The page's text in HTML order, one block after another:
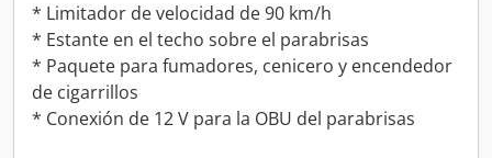
* Limitador de velocidad de 90 km/h
* Estante en el techo sobre el parabrisas
* Paquete para fumadores, cenicero y encendedor
de cigarrillos
* Conexión de 12 V para la OBU del parabrisas